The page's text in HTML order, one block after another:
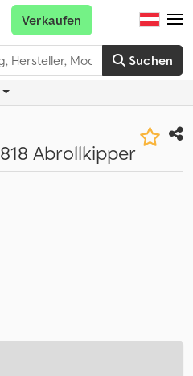
Suchen
Verkaufen
818 Abrollkipper